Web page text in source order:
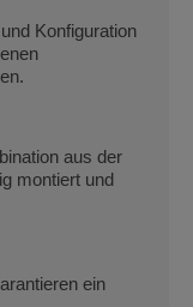
Konfiguration
aus der
montiert und
ein